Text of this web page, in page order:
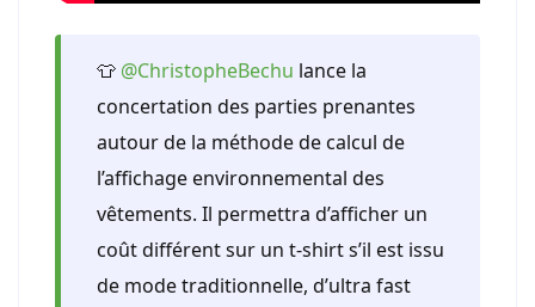
👕 @ChristopheBechu lance la
concertation des parties prenantes
autour de la méthode de calcul de
l’affichage environnemental des
vêtements. Il permettra d’afficher un
coût différent sur un t-shirt s’il est issu
de mode traditionnelle, d’ultra fast